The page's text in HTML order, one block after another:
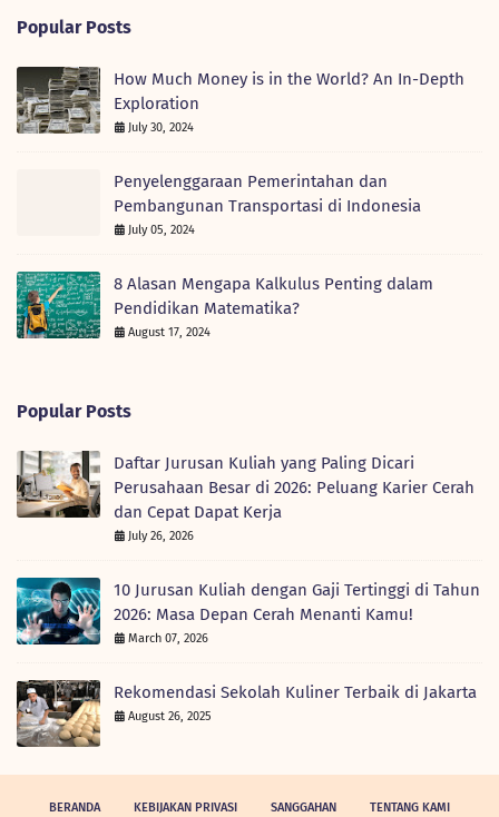
Popular Posts
How Much Money is in the World? An In-Depth
Exploration
July 30, 2024
Penyelenggaraan Pemerintahan dan
Pembangunan Transportasi di Indonesia
July 05, 2024
8 Alasan Mengapa Kalkulus Penting dalam
Pendidikan Matematika?
August 17, 2024
Popular Posts
Daftar Jurusan Kuliah yang Paling Dicari
Perusahaan Besar di 2026: Peluang Karier Cerah
dan Cepat Dapat Kerja
July 26, 2026
10 Jurusan Kuliah dengan Gaji Tertinggi di Tahun
2026: Masa Depan Cerah Menanti Kamu!
March 07, 2026
Rekomendasi Sekolah Kuliner Terbaik di Jakarta
August 26, 2025
BERANDA KEBIJAKAN PRIVASI SANGGAHAN TENTANG KAMI